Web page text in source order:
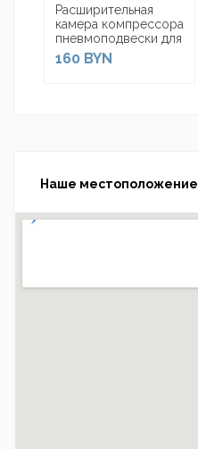
Расширительная
камера компрессора
пневмоподвески для
Jaguar I-Pace X590
(2018-н.в.)
160 BYN
Наше местоположение